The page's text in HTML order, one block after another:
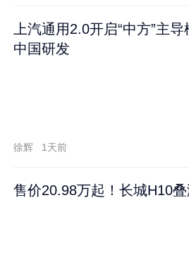
上汽通用2.0开启“中方”主
中国研发
徐辉 1天前
售价20.98万起！长城H10